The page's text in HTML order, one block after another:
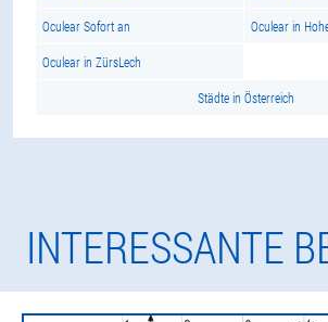
Oculear Sofort an Oculear in
Oculear in ZürsLech
Städte in Österreich
INTERESSANTE